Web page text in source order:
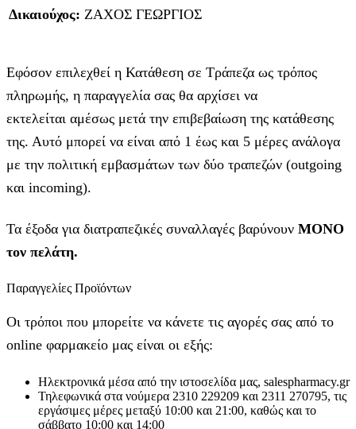
Δικαιούχος: ΖΑΧΟΣ ΓΕΩΡΓΙΟΣ
Εφόσον επιλεχθεί η Κατάθεση σε Τράπεζα ως τρόπος
πληρωμής, η παραγγελία σας θα αρχίσει να
εκτελείται αμέσως μετά την επιβεβαίωση της κατάθεσης
της. Αυτό μπορεί να είναι από 1 έως και 5 μέρες ανάλογα
με την πολιτική εμβασμάτων των δύο τραπεζών (outgoing
και incoming).
Τα έξοδα για διατραπεζικές συναλλαγές βαρύνουν MONO
τον πελάτη.
Παραγγελίες Προϊόντων
Οι τρόποι που μπορείτε να κάνετε τις αγορές σας από το
online φαρμακείο μας είναι οι εξής:
Ηλεκτρονικά μέσα από την ιστοσελίδα μας, salespharmacy.gr
Τηλεφωνικά στα νούμερα 2310 229209 και 2311 270795, τις
εργάσιμες μέρες μεταξύ 10:00 και 21:00, καθώς και το
σάββατο 10:00 και 14:00